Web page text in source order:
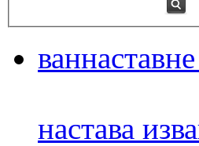
настава